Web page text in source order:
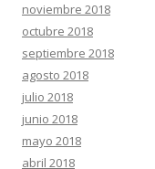
noviembre 2018
octubre 2018
septiembre 2018
agosto 2018
julio 2018
junio 2018
mayo 2018
abril 2018